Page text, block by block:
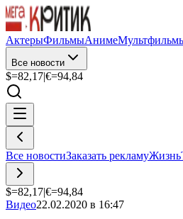
АктерыФильмыАниме
Все новости
$=82,17|€=94,84
Все новостиЗаказать рекламуЖизнь
$=82,17|€=94,84
Видео22.02.2020 в 16:47